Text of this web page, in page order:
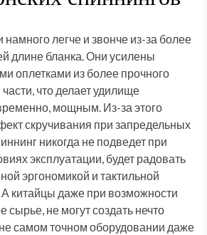
легче и звонче из-за более
длине бланка. Они усилены
оплетками из более прочного
что делает удилище
мощным. Из-за этого
скручивания при запредельных
никогда не подведет при
эксплуатации, будет радовать
эргономикой и тактильной
А китайцы даже при возможности
сырье, не могут создать нечто
самом точном оборудовании даже